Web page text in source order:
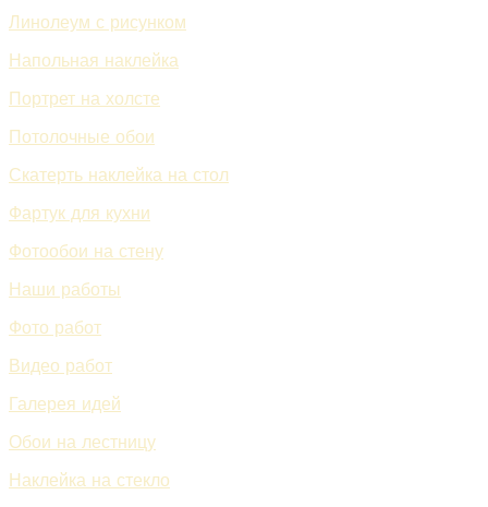
Линолеум с рисунком
Напольная наклейка
Портрет на холсте
Потолочные обои
Скатерть наклейка на стол
Фартук для кухни
Фотообои на стену
Наши работы
Фото работ
Видео работ
Галерея идей
Обои на лестницу
Наклейка на стекло